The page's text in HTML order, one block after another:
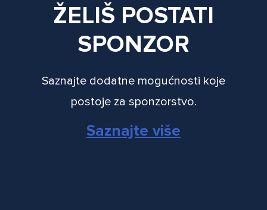
ŽELIŠ POSTATI
SPONZOR
Saznajte dodatne mogućnosti koje
postoje za sponzorstvo.
Saznajte više